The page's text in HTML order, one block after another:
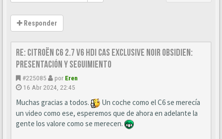
Responder
Re: Citroën C6 2.7 V6 HDi CAS Exclusive Noir Obsidien:
Presentación y seguimiento
#225085 por Eren
16 Abr 2024, 22:45
Muchas gracias a todos.
Un coche como el C6 se merecía
un video como ese, esperemos que de ahora en adelante la
gente los valore como se merecen.